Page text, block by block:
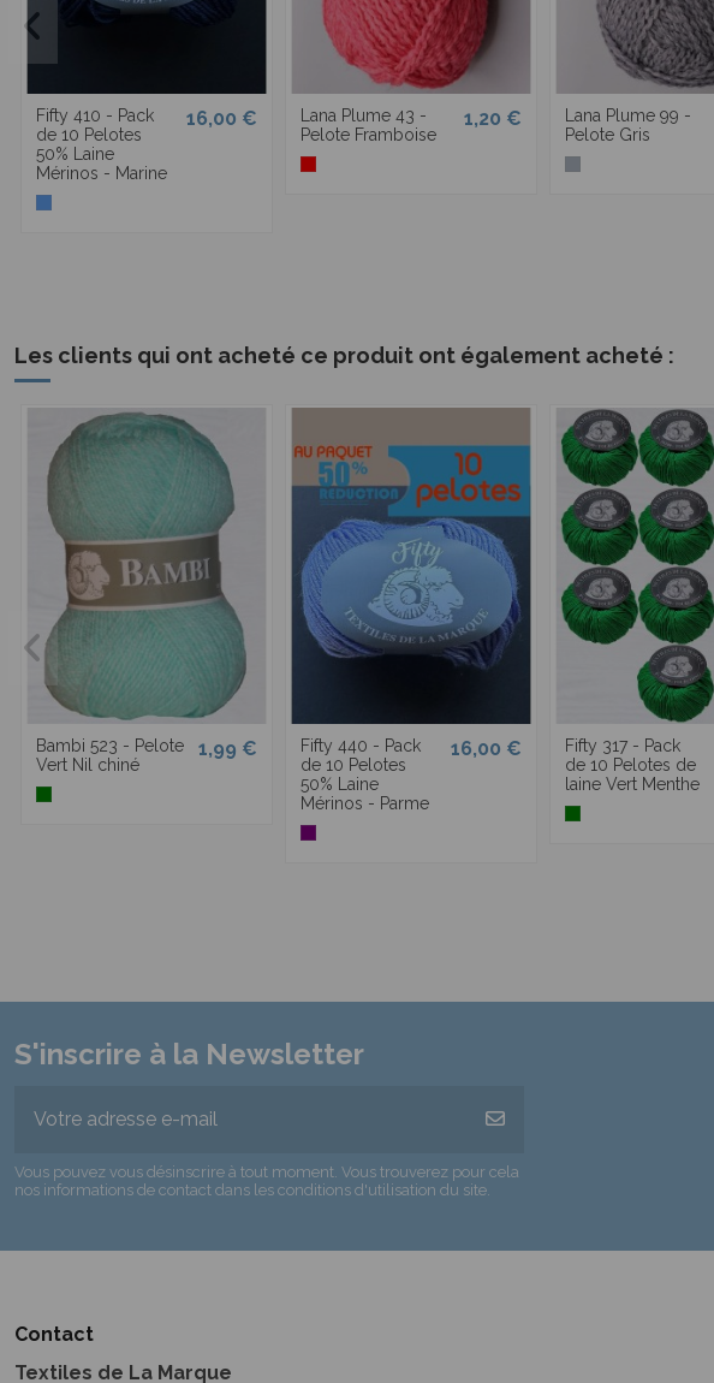
Fifty 410 - Pack
de 10 Pelotes
50% Laine
Mérinos - Marine
16,00 €
Lana Plume 43 -
Pelote Framboise
1,20 €
Lana Plume 99 -
Pelote Gris
Les clients qui ont acheté ce produit ont également acheté :
Bambi 523 - Pelote
Vert Nil chiné
1,99 €
Fifty 440 - Pack
de 10 Pelotes
50% Laine
Mérinos - Parme
16,00 €
Fifty 317 - Pack
de 10 Pelotes de
laine Vert Menthe
S'inscrire à la Newsletter
Vous pouvez vous désinscrire à tout moment. Vous trouverez pour cela
nos informations de contact dans les conditions d'utilisation du site.
Contact
Textiles de La Marque